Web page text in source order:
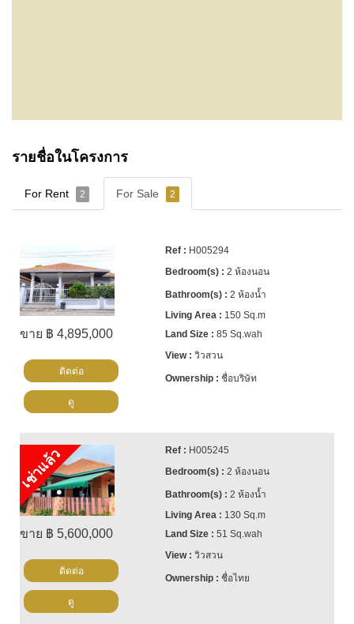
รายชื่อในโครงการ
For Rent 2 For Sale 2
ขาย ฿ 4,895,000
H005294
2 ห้องนอน
2 ห้องน้ำ
150 Sq.m
85 Sq.wah
วิวสวน
ชื่อบริษัท
ติดต่อ
ดู
เช่าแล้ว
ขาย ฿ 5,600,000
H005245
2 ห้องนอน
2 ห้องน้ำ
130 Sq.m
51 Sq.wah
วิวสวน
ชื่อไทย
ติดต่อ
ดู